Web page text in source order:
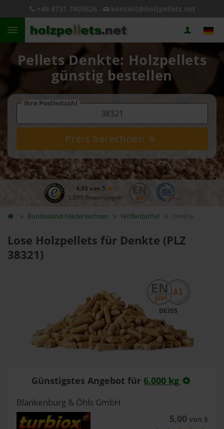
+49 8731 7409626 kontakt@holzpellets.net
Pellets Denkte: Holzpellets
günstig bestellen
Ihre Postleitzahl
Preis berechnen
4,93 von 5
5.090 Bewertungen
Bundesland Niedersachsen Wolfenbüttel Denkte
Lose Holzpellets für Denkte (PLZ
38321)
DE355
Günstigstes Angebot für 6.000 kg
Blankenburg & Öhls GmbH
5,00 von 5